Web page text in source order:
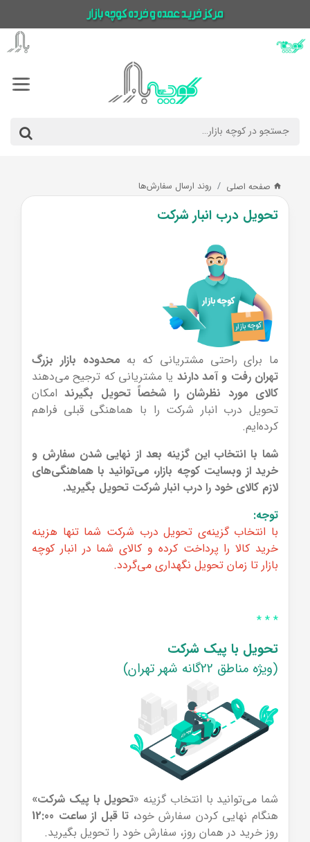
صفحه اصلی روند ارسال سفارش‌ها
تحویل درب انبار شرکت
ما برای راحتی مشتریانی که به محدوده بازار بزرگ
تهران رفت و آمد دارند یا مشتریانی که ترجیح می‌دهند
کالای مورد نظرشان را شخصاً تحویل بگیرندامکان
تحویل درب انبار شرکت را با هماهنگی قبلی فراهم
کرده‌ایم.
شما با انتخاب این گزینه بعد از نهایی شدن سفارش و
خرید از وبسایت کوچه بازار، می‌توانید با هماهنگی‌های
لازم کالای خود را درب انبار شرکت تحویل بگیرید.
توجه:
با انتخاب گزینه‌ی تحویل درب شرکت شما تنها هزینه
خرید کالا را پرداخت کرده و کالای شما در انبار کوچه
بازار تا زمان تحویل نگهداری می‌گردد.
* * *
تحویل با پیک شرکت
(ویژه مناطق 22گانه شهر تهران)
شما می‌توانید با انتخاب گزینه «تحویل با پیک شرکت»
هنگام نهایی کردن سفارش خود، تا قبل از ساعت 12:00
روز خرید در همان روز،‌‌ سفارش خود را تحویل بگیرید.